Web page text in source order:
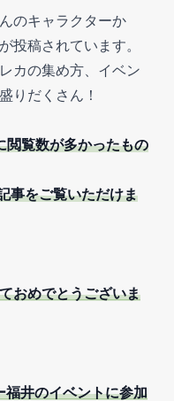
のキャラクターか
投稿されています。
カの集め方、イベン
りだくさん！
閲覧数が多かったもの
事をご覧いただけま
おめでとうございま
福井のイベントに参加